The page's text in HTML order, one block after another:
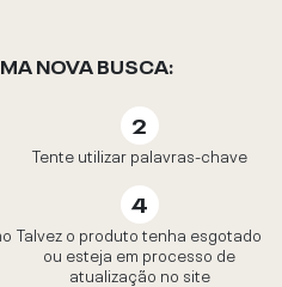
NOVA BUSCA:
Tente utilizar palavras-chave
Talvez o produto tenha esgotado
ou esteja em processo de
atualização no site